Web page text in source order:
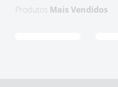
Produtos Mais Vendidos